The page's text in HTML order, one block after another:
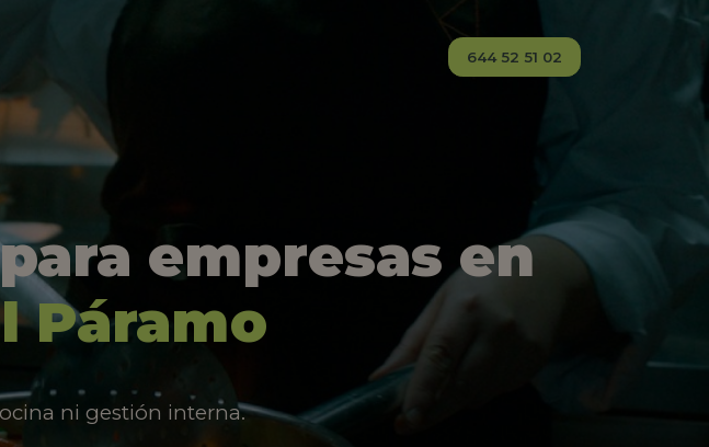
644 52 51 02
empresas en
Páramo
ni gestión interna.